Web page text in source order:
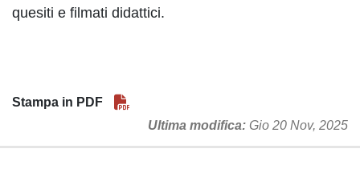
quesiti e filmati didattici.
Stampa in PDF
Ultima modifica Gio 20 Nov, 2025